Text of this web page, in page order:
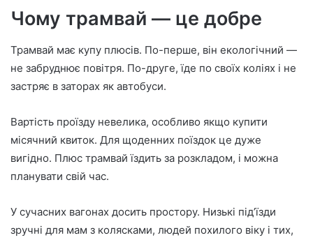
Чому трамвай — це добре
Трамвай має купу плюсів. По-перше, він екологічний —
не забруднює повітря. По-друге, їде по своїх коліях і не
застряє в заторах як автобуси.
Вартість проїзду невелика, особливо якщо купити
місячний квиток. Для щоденних поїздок це дуже
вигідно. Плюс трамвай їздить за розкладом, і можна
планувати свій час.
У сучасних вагонах досить простору. Низькі під’їзди
зручні для мам з колясками, людей похилого віку і тих,